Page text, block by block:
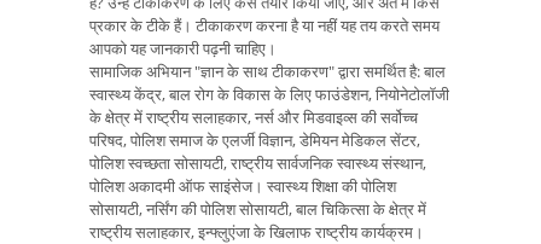
प्रकार के टीके हैं। टीकाकरण करना है या नहीं यह तय करते समय
आपको यह जानकारी पढ़नी चाहिए।
सामाजिक अभियान "ज्ञान के साथ टीकाकरण" द्वारा समर्थित है: बाल
स्वास्थ्य केंद्र, बाल रोग के विकास के लिए फाउंडेशन, नियोनेटोलॉजी
के क्षेत्र में राष्ट्रीय सलाहकार, नर्स और मिडवाइव्स की सर्वोच्च
परिषद, पोलिश समाज के एलर्जी विज्ञान, डेमियन मेडिकल सेंटर,
पोलिश स्वच्छता सोसायटी, राष्ट्रीय सार्वजनिक स्वास्थ्य संस्थान,
पोलिश अकादमी ऑफ साइंसेज। स्वास्थ्य शिक्षा की पोलिश
सोसायटी, नर्सिंग की पोलिश सोसायटी, बाल चिकित्सा के क्षेत्र में
राष्ट्रीय सलाहकार, इन्फ्लुएंजा के खिलाफ राष्ट्रीय कार्यक्रम।